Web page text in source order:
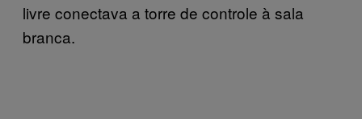
livre conectava a torre de controle à sala
branca.